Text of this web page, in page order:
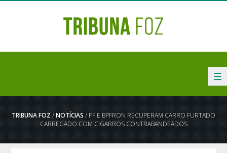
☰
TRIBUNA FOZ /NOTÍCIAS / PF E BPFRON RECUPERAM CARRO FURTADO
CARREGADO COM CIGARROS CONTRABANDEADOS